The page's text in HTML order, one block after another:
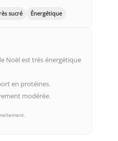
sucré Énergétique
Noël est très énergétique
en protéines.
modérée.